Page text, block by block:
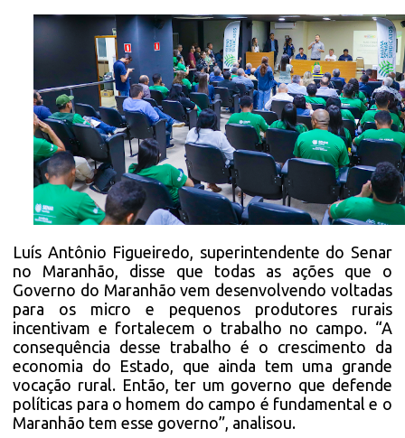
Luís Antônio Figueiredo, superintendente do Senar
no Maranhão, disse que todas as ações que o
Governo do Maranhão vem desenvolvendo voltadas
para os micro e pequenos produtores rurais
incentivam e fortalecem o trabalho no campo. “A
consequência desse trabalho é o crescimento da
economia do Estado, que ainda tem uma grande
vocação rural. Então, ter um governo que defende
políticas para o homem do campo é fundamental e o
Maranhão tem esse governo”, analisou.